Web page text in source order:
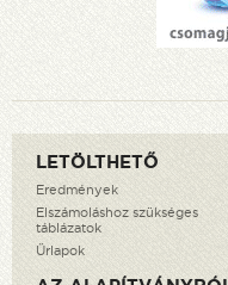
LETÖLTHETŐ
Eredmények
Elszámoláshoz szükséges
táblázatok
Űrlapok